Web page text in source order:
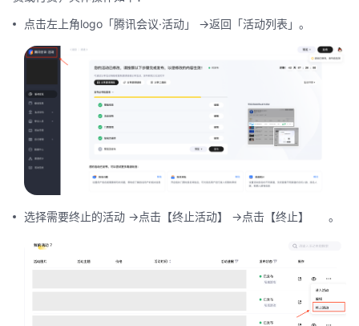
点击左上角logo「腾讯会议·活动」 ->返回「活动列表」。
选择需要终止的活动 ->点击【终止活动】 ->点击【终止】 。